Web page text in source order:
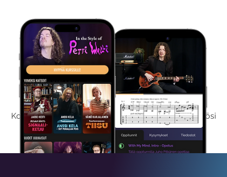
Kokeile Ilmaiseksi
Kokeilemalla ilmaiseksi saat koko sisältömme käyttöösi
viikon ajaksi.